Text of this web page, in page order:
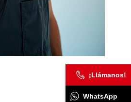
¡Llámanos!
WhatsApp